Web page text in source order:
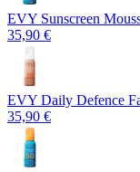
EVY Sunscreen
35,90 €
EVY Daily Defence
35,90 €